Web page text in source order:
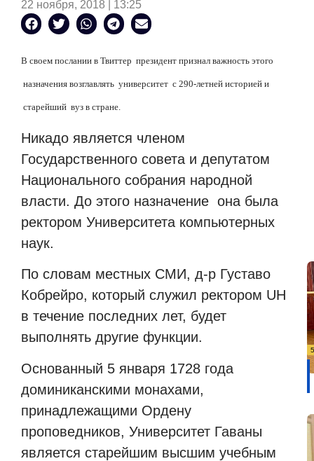
22 ноября, 2018 | 13:25
В своем послании в Твиттер президент признал важность этого
назначения возглавлять университет с 290-летней историей и
старейший вуз в стране.
Никадо является членом
Государственного совета и депутатом
Национального собрания народной
власти. До этого назначение она была
ректором Университета компьютерных
наук.
По словам местных СМИ, д-р Густаво
Кобрейро, который служил ректором UH
в течение последних лет, будет
выполнять другие функции.
Основанный 5 января 1728 года
доминиканскими монахами,
принадлежащими Ордену
проповедников, Университет Гаваны
является старейшим высшим учебным